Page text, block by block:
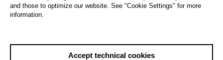
and those to optimize our website. See "Cookie Settings" for more
information.
Accept technical cookies